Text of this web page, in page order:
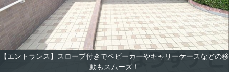
【エントランス】スロープ付きでベビーカーやキャリーケースなどの移
動もスムーズ！